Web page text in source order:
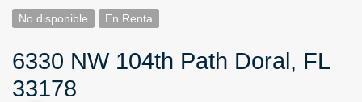
No disponible En Renta
6330 NW 104th Path Doral, FL
33178